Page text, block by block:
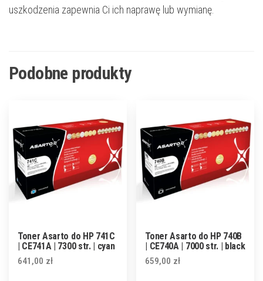
uszkodzenia zapewnia Ci ich naprawę lub wymianę.
Podobne produkty
Toner Asarto do HP 741C
| CE741A | 7300 str. | cyan
641,00 zł
Toner Asarto do HP 740B
| CE740A | 7000 str. | black
659,00 zł